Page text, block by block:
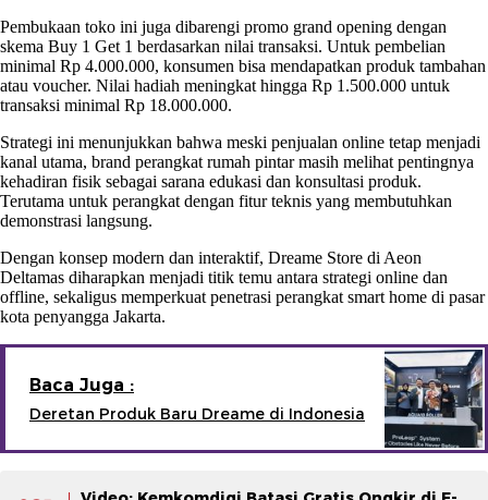
Pembukaan toko ini juga dibarengi promo grand opening dengan
skema Buy 1 Get 1 berdasarkan nilai transaksi. Untuk pembelian
minimal Rp 4.000.000, konsumen bisa mendapatkan produk tambahan
atau voucher. Nilai hadiah meningkat hingga Rp 1.500.000 untuk
transaksi minimal Rp 18.000.000.
Strategi ini menunjukkan bahwa meski penjualan online tetap menjadi
kanal utama, brand perangkat rumah pintar masih melihat pentingnya
kehadiran fisik sebagai sarana edukasi dan konsultasi produk.
Terutama untuk perangkat dengan fitur teknis yang membutuhkan
demonstrasi langsung.
Dengan konsep modern dan interaktif, Dreame Store di Aeon
Deltamas diharapkan menjadi titik temu antara strategi online dan
offline, sekaligus memperkuat penetrasi perangkat smart home di pasar
kota penyangga Jakarta.
Baca Juga :
Deretan Produk Baru Dreame di Indonesia